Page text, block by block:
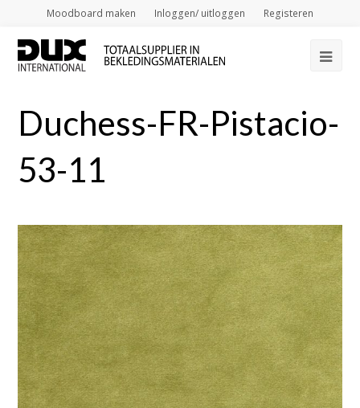
Moodboard maken Inloggen/ uitloggen Registeren
Duchess-FR-Pistacio-
53-11